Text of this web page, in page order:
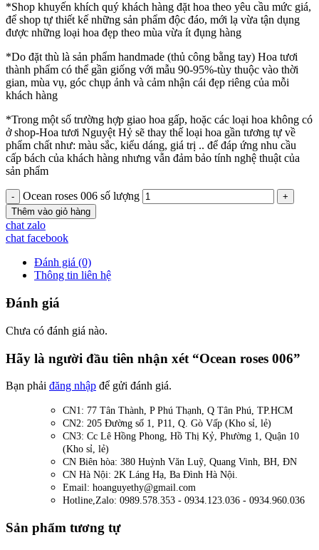
*Shop khuyến khích quý khách hàng đặt hoa theo yêu cầu mức giá,
để shop tự thiết kế những sản phẩm độc đáo, mới lạ vừa tận dụng
được những loại hoa đẹp theo mùa vừa ít đụng hàng
*Do đặt thù là sản phẩm handmade (thủ công bằng tay) Hoa tươi
thành phẩm có thể gần giống với mẫu 90-95%-tùy thuộc vào thời
gian, mùa vụ, góc chụp ảnh và cảm nhận cái đẹp riêng của mỗi
khách hàng
*Trong một số trường hợp giao hoa gấp, hoặc các loại hoa không có
ở shop-Hoa tươi Nguyệt Hỷ sẽ thay thế loại hoa gần tương tự về
phẩm chất như: màu sắc, kiểu dáng, giá trị .. để đáp ứng nhu cầu
cấp bách của khách hàng nhưng vẫn đảm bảo tính nghệ thuật của
sản phẩm
Ocean roses 006 số lượng
Thêm vào giỏ hàng
chat zalo
chat facebook
Đánh giá (0)
Thông tin liên hệ
Đánh giá
Chưa có đánh giá nào.
Hãy là người đầu tiên nhận xét “Ocean roses 006”
Bạn phải đăng nhập để gửi đánh giá.
CN1: 77 Tân Thành, P Phú Thạnh, Q Tân Phú, TP.HCM
CN2: 205 Đường số 1, P11, Q. Gò Vấp (Kho sỉ, lẻ)
CN3: Cc Lê Hồng Phong, Hồ Thị Kỷ, Phường 1, Quận 10
(Kho sỉ, lẻ)
CN Biên hòa: 380 Huỳnh Văn Luỹ, Quang Vinh, BH, ĐN
CN Hà Nội: 2K Láng Hạ, Ba Đình Hà Nội.
Email: hoanguyethy@gmail.com
Hotline,Zalo: 0989.578.353 - 0934.123.036 - 0934.960.036
Sản phẩm tương tự